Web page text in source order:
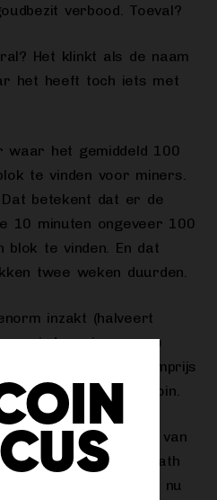
verbood. Toeval?
Het klinkt als de naam
het heeft toch iets met
het gemiddeld 100
te vinden voor miners.
betekent dat er de
10 minuten ongeveer 100
blok te vinden. En dat
twee weken duurden.
inzakt (halveert
er minder miners mee
Ze kunnen hun stroomprijs
de gevonden bitcoin.
dat een groot deel van
idee achter de death
stoppen, dat er nu